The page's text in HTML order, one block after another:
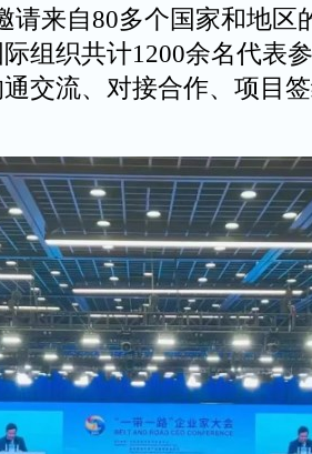
请来自80多个国家和地区
组织共计1200余名代表
交流、对接合作、项目